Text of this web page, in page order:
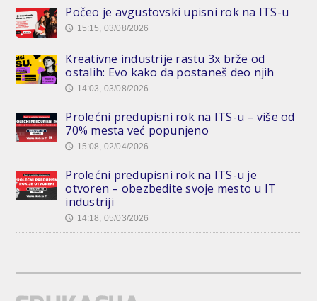
Počeo je avgustovski upisni rok na ITS-u
🕔 15:15, 03/08/2026
Kreativne industrije rastu 3x brže od
ostalih: Evo kako da postaneš deo njih
🕔 14:03, 03/08/2026
Prolećni predupisni rok na ITS-u – više od
70% mesta već popunjeno
🕔 15:08, 02/04/2026
Prolećni predupisni rok na ITS-u je
otvoren – obezbedite svoje mesto u IT
industriji
🕔 14:18, 05/03/2026